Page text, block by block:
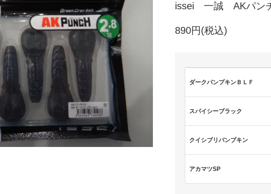
issei 一誠 AKパン
890円(税込)
ダークパンプキンＢＬＦ
スパイシーブラック
クイシブリパンプキン
アカマツSP